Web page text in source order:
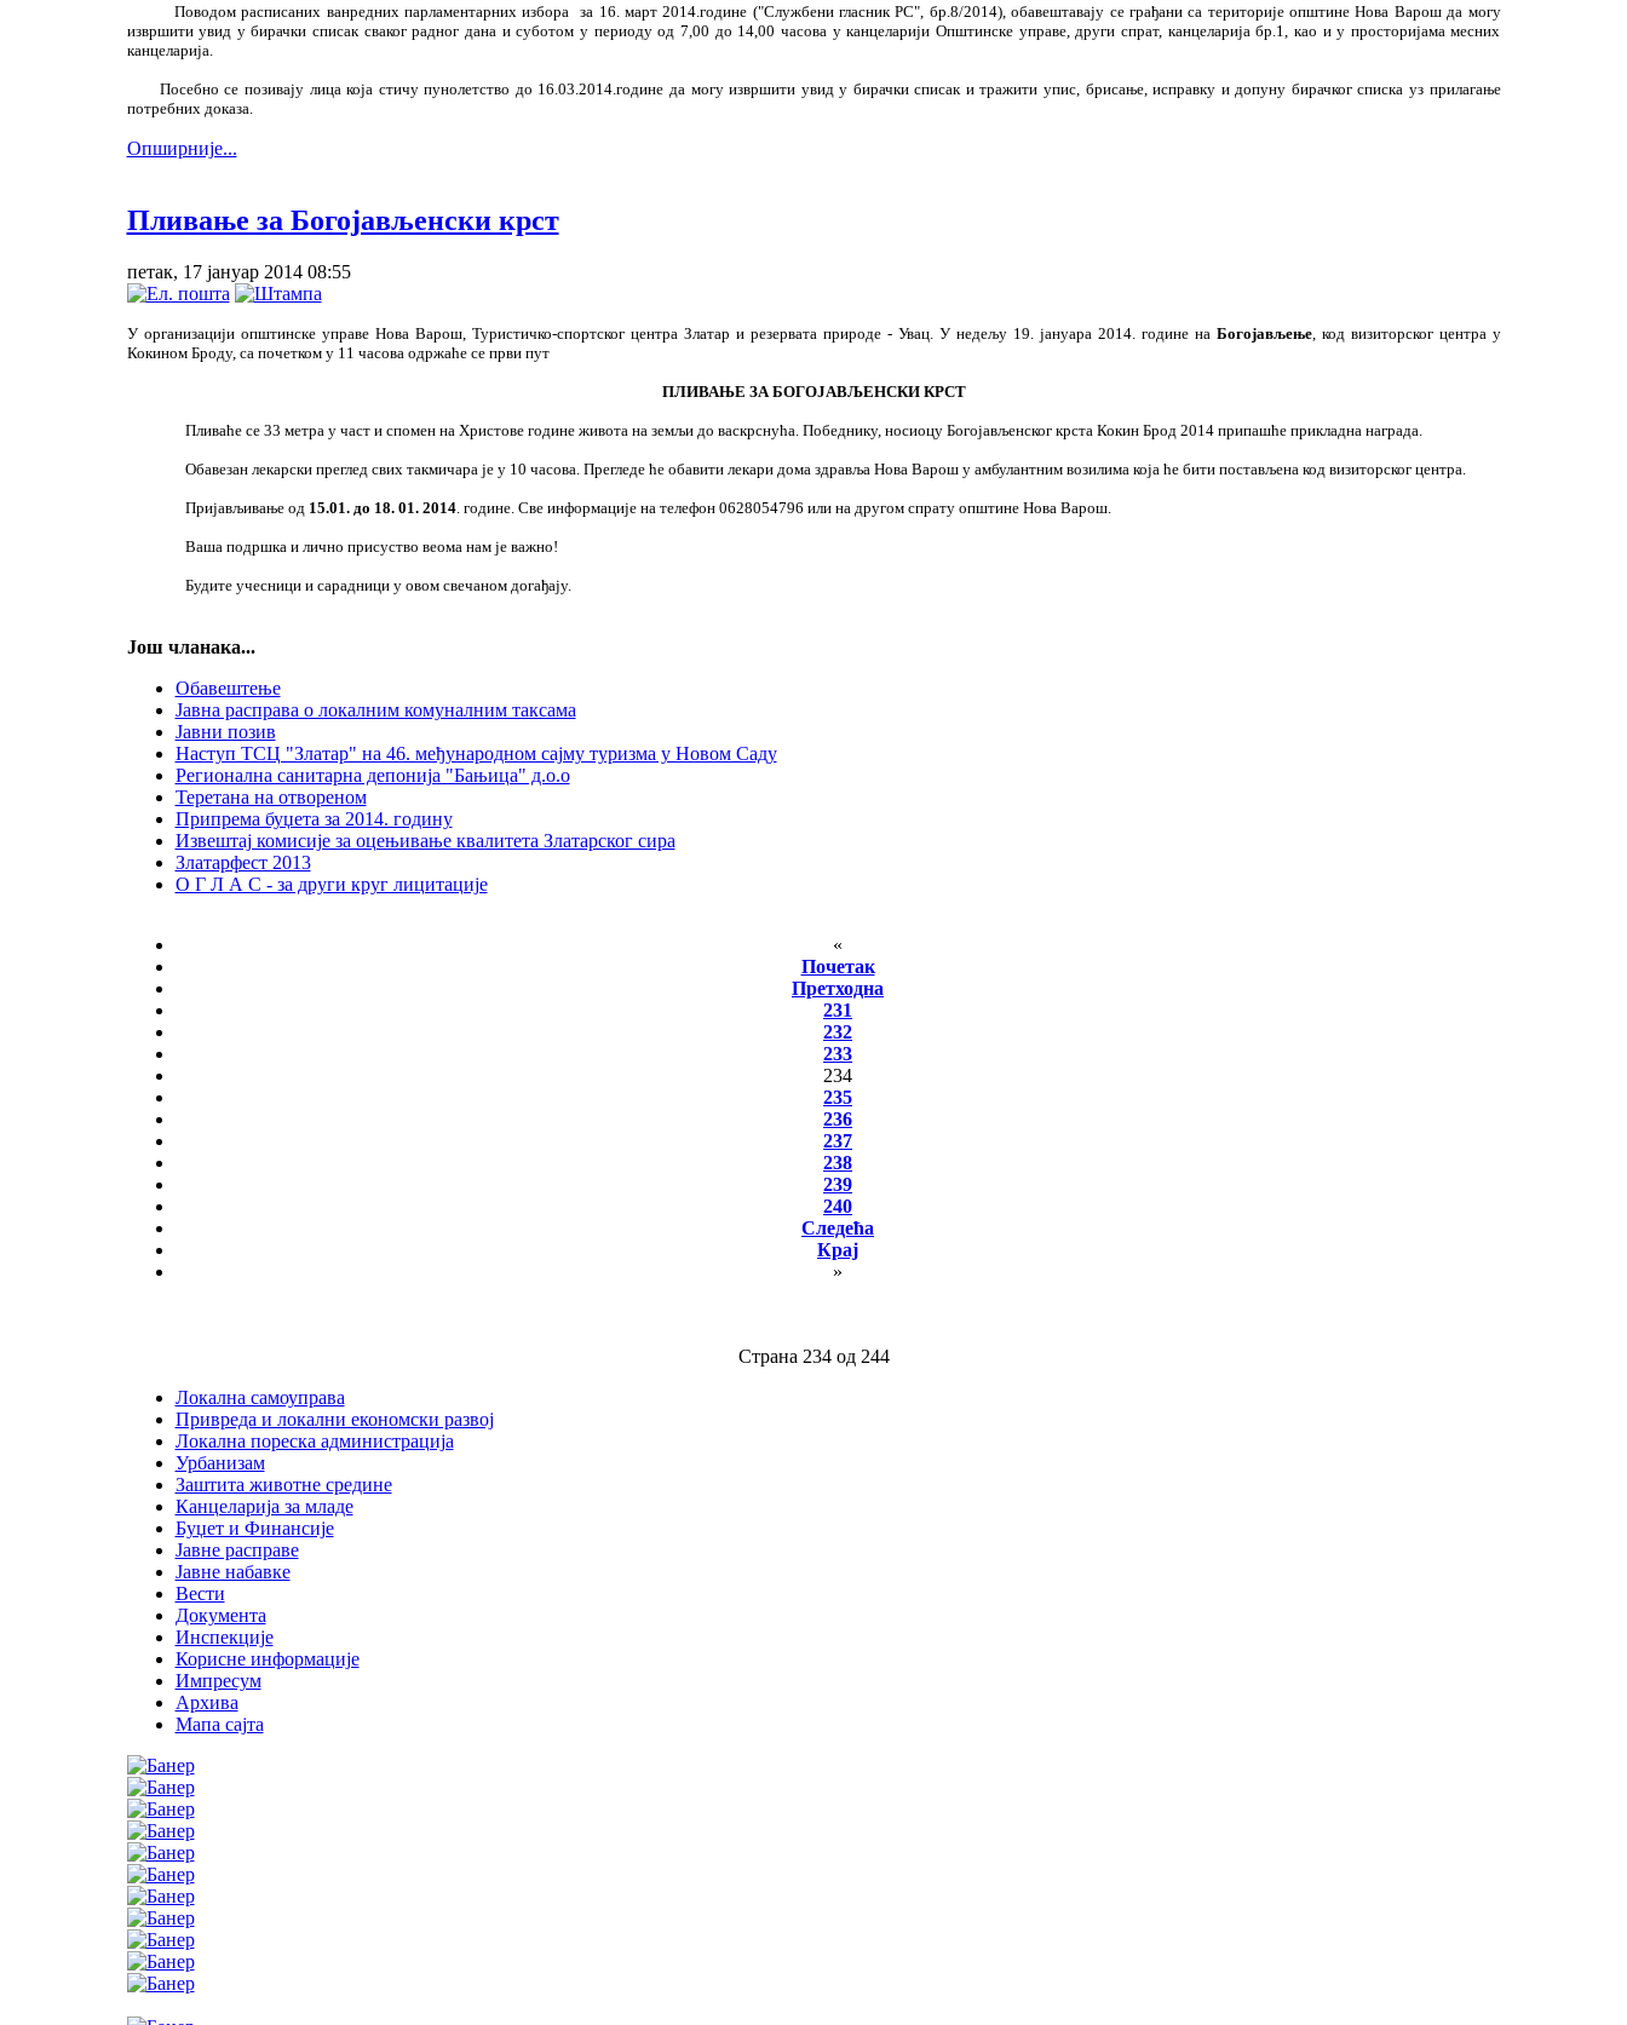
Поводом расписаних ванредних парламентарних избора за 16. март 2014.године ("Службени гласник РС", бр.8/2014), обавештавају се грађани са територије општине Нова Варош да могу
извршити увид у бирачки списак сваког радног дана и суботом у периоду од 7,00 до 14,00 часова у канцеларији Општинске управе, други спрат, канцеларија бр.1, као и у просторијама месних
канцеларија.
Посебно се позивају лица која стичу пунолетство до 16.03.2014.године да могу извршити увид у бирачки списак и тражити упис, брисање, исправку и допуну бирачког списка уз прилагање
потребних доказа.
Опширније...
Пливање за Богојављенски крст
петак, 17 јануар 2014 08:55
У организацији општинске управе Нова Варош, Туристичко-спортског центра Златар и резервата природе - Увац. У недељу 19. јануара 2014. године на Богојављење, код визиторског центра у
Кокином Броду, са почетком у 11 часова одржаће се први пут
ПЛИВАЊЕ ЗА БОГОЈАВЉЕНСКИ КРСТ
Пливаће се 33 метра у част и спомен на Христове године живота на земљи до васкрснућа. Победнику, носиоцу Богојављенског крста Кокин Брод 2014 припашће прикладна награда.
Обавезан лекарски преглед свих такмичара је у 10 часова. Прегледе ће обавити лекари дома здравља Нова Варош у амбулантним возилима која ће бити постављена код визиторског центра.
Пријављивање од 15.01. до 18. 01. 2014. године. Све информације на телефон 0628054796 или на другом спрату општине Нова Варош.
Ваша подршка и лично присуство веома нам је важно!
Будите учесници и сарадници у овом свечаном догађају.
Још чланака...
Обавештење
Јавна расправа о локалним комуналним таксама
Јавни позив
Наступ ТСЦ "Златар" на 46. међународном сајму туризма у Новом Саду
Регионална санитарна депонија "Бањица" д.о.о
Теретана на отвореном
Припрема буџета за 2014. годину
Извештај комисије за оцењивање квалитета Златарског сира
Златарфест 2013
О Г Л А С - за други круг лицитације
«
Почетак
Претходна
231
232
233
234
235
236
237
238
239
240
Следећа
Крај
»
Страна 234 од 244
Локална самоуправа
Привреда и локални економски развој
Локална пореска администрација
Урбанизам
Заштита животне средине
Канцеларија за младе
Буџет и Финансије
Јавне расправе
Јавне набавке
Вести
Документа
Инспекције
Корисне информације
Импресум
Архива
Мапа сајта